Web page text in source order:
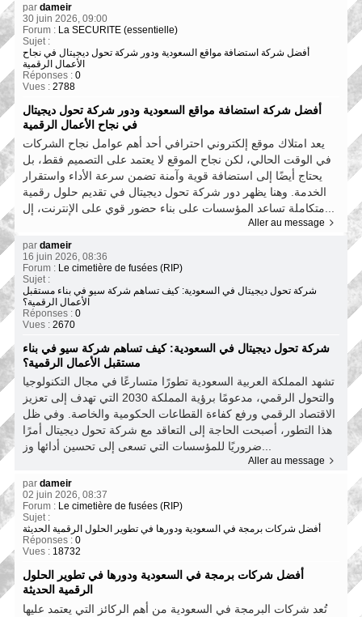
par dameir
30 juin 2026, 09:00
Forum : La SECURITE (essentielle)
Sujet :
أفضل شركة استضافة مواقع السعودية ودور شركة تحول ديجيتال في نجاح
الأعمال الرقمية
Réponses : 0
Vues : 2788
أفضل شركة استضافة مواقع السعودية ودور شركة تحول ديجيتال
في نجاح الأعمال الرقمية
يعد امتلاك موقع إلكتروني احترافي أحد أهم عوامل نجاح الشركات
في الوقت الحالي، لكن نجاح الموقع لا يعتمد على التصميم فقط، بل
يحتاج أيضًا إلى استضافة قوية وآمنة تضمن سرعة الأداء واستقرار
الخدمة. وهنا يظهر دور شركة تحول ديجيتال في تقديم حلول رقمية
Aller au message
par dameir
16 juin 2026, 08:36
Forum : Le cimetière de fusées (RIP)
Sujet :
شركة تحول ديجيتال في السعودية: كيف تساهم شركة سيو في بناء مستقبل
الأعمال الرقمية؟
Réponses : 0
Vues : 2670
شركة تحول ديجيتال في السعودية: كيف تساهم شركة سيو في بناء
مستقبل الأعمال الرقمية؟
تشهد المملكة العربية السعودية تطورًا متسارعًا في مجال التكنولوجيا
والتحول الرقمي، مدعومًا برؤية المملكة 2030 التي تهدف إلى تعزيز
الاقتصاد الرقمي ورفع كفاءة القطاعات الحكومية والخاصة. وفي ظل
هذا التطور، أصبحت الحاجة إلى التعاقد مع شركة تحول ديجيتال أمرًا
ضروريًا للمؤسسات التي تسعى إلى تحسين أدائها وز...
Aller au message
par dameir
02 juin 2026, 08:37
Forum : Le cimetière de fusées (RIP)
Sujet :
أفضل شركات برمجة في السعودية ودورها في تطوير الحلول الرقمية الحديثة
Réponses : 0
Vues : 18732
أفضل شركات برمجة في السعودية ودورها في تطوير الحلول
الرقمية الحديثة
تُعد شركات البرمجة في السعودية من أهم الركائز التي يعتمد عليها